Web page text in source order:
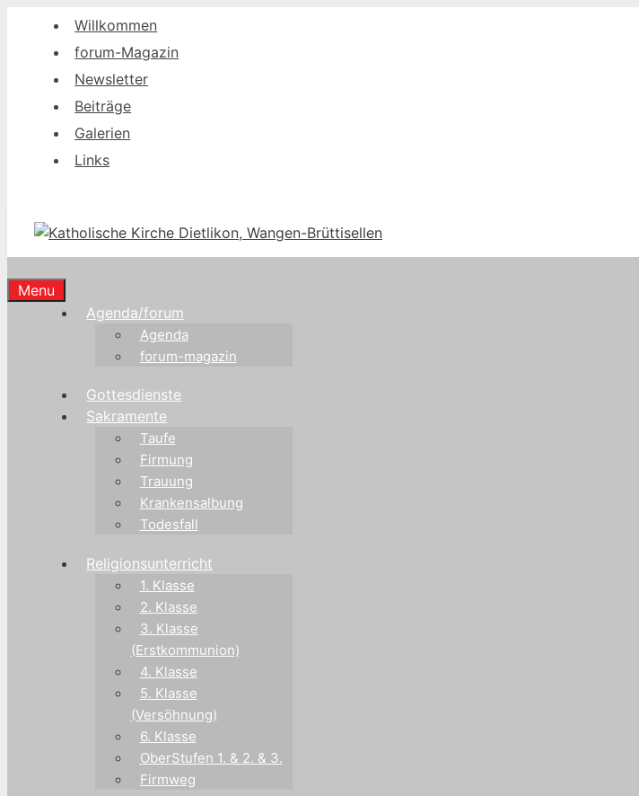
Willkommen
forum-Magazin
Newsletter
Beiträge
Galerien
Links
Menu
Agenda/forum
Agenda
forum-magazin
Gottesdienste
Sakramente
Taufe
Firmung
Trauung
Krankensalbung
Todesfall
Religionsunterricht
1. Klasse
2. Klasse
3. Klasse
(Erstkommunion)
4. Klasse
5. Klasse
(Versöhnung)
6. Klasse
OberStufen 1. & 2. & 3.
Firmweg